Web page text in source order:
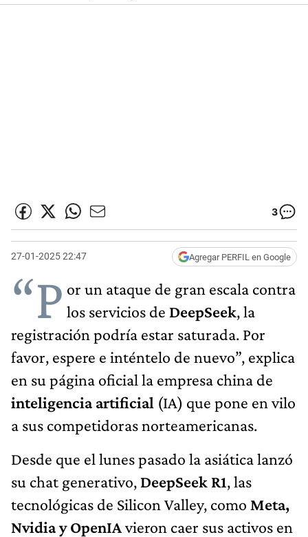
3
27-01-2025 22:47 Agregar PERFIL en Google
“P or un ataque de gran escala contra
los servicios de DeepSeek, la
registración podría estar saturada. Por
favor, espere e inténtelo de nuevo”, explica
en su página oficial la empresa china de
inteligencia artificial (IA) que pone en vilo
a sus competidoras norteamericanas.
Desde que el lunes pasado la asiática lanzó
su chat generativo, DeepSeek R1, las
tecnológicas de Silicon Valley, como Meta,
Nvidia y OpenIAvieron caer sus activos en